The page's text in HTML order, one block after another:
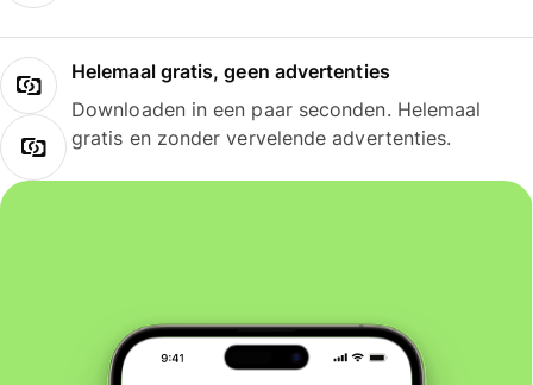
Helemaal gratis, geen advertenties
Downloaden in een paar seconden. Helemaal
gratis en zonder vervelende advertenties.